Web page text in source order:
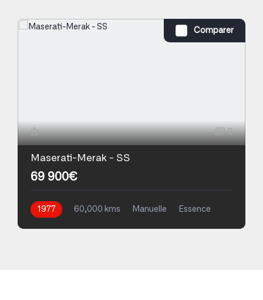
Comparer
3
Maserati-Merak - SS
69 900€
1977 60,000 kms Manuelle Essence